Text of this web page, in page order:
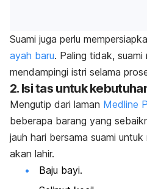
Suami juga perlu
ayah baru. Paling tidak, suami
mendampingi istri selama
2. Isi tas untuk
Mengutip dari laman Medline
beberapa barang yang
jauh hari bersama suami
akan lahir.
Baju bayi.